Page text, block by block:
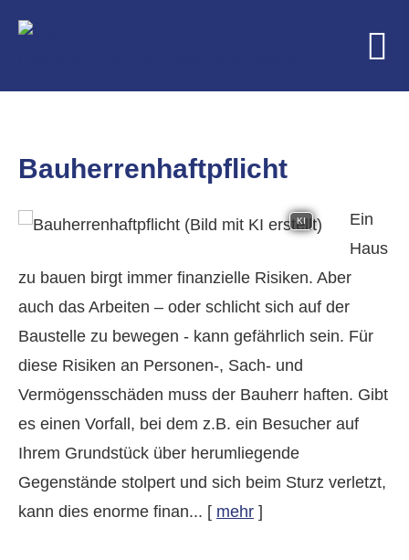
Bau­herren­haft­pflicht
KI
Ein
Haus
zu bauen birgt immer finanzielle Risiken. Aber
auch das Arbeiten – oder schlicht sich auf der
Baustelle zu bewegen - kann gefährlich sein. Für
diese Risiken an Per­sonen-, Sach- und
Vermögensschäden muss der Bauherr haften. Gibt
es einen Vorfall, bei dem z.B. ein Besucher auf
Ihrem Grundstück über herumliegende
Gegenstände stolpert und sich beim Sturz verletzt,
kann dies enorme finan... [ mehr ]